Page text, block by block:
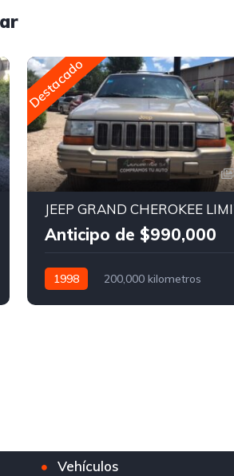
Destacado
Anticipo de $990,000
1998
200,000 kilometros
Vehículos